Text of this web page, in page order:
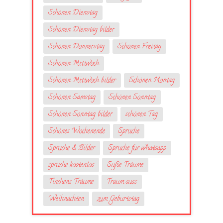
Schönen Dienstag
Schönen Dienstag bilder
Schönen Donnerstag
Schönen Freitag
Schönen Mittwoch
Schönen Mittwoch bilder
Schönen Montag
Schönen Samstag
Schönen Sonntag
Schönen Sonntag bilder
schönen Tag
Schönes Wochenende
Sprüche
Sprüche & Bilder
Sprüche fur whatsapp
sprüche kostenlos
Süße Träume
Tinchens Träume
Traum suss
Weihnachten
zum Geburtstag